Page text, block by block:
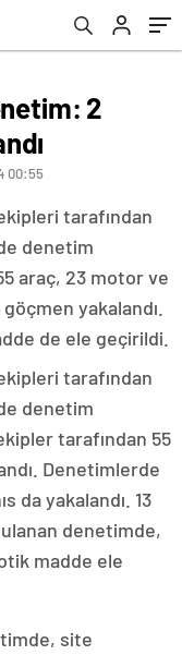
2
00:55
tarafından
denetim
araç, 23 motor ve
yakalandı.
de ele geçirildi.
tarafından
denetim
tarafından 55
Denetimlerde
da yakalandı. 13
denetimde,
madde ele
site